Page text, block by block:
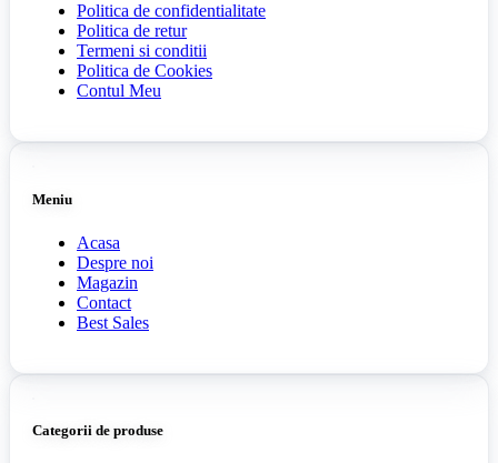
Politica de confidentialitate
Politica de retur
Termeni si conditii
Politica de Cookies
Contul Meu
Meniu
Acasa
Despre noi
Magazin
Contact
Best Sales
Categorii de produse